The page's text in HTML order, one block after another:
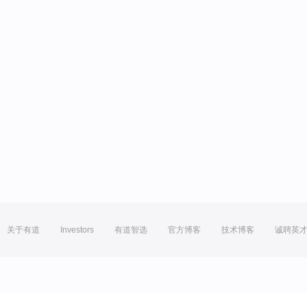
关于有道 Investors 有道智选 官方博客 技术博客 诚聘英才